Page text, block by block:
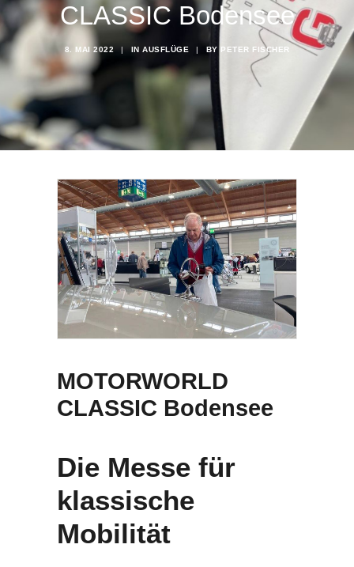
SEARCH
CLASSIC Bodensee
8. MAI 2022 | IN AUSFLÜGE | BY PETER FISCHER
MOTORWORLD
CLASSIC Bodensee
Die Messe für
klassische
Mobilität